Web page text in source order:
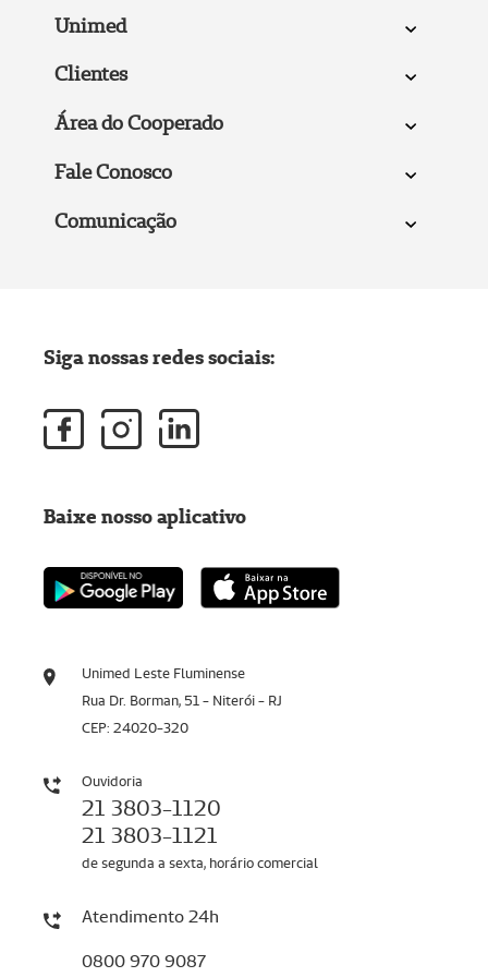
Unimed
Clientes
Área do Cooperado
Fale Conosco
Comunicação
Unimed Leste Fluminense
Rua Dr. Borman, 51 - Niterói - RJ
CEP: 24020-320
Ouvidoria
21 3803-1120
21 3803-1121
de segunda a sexta, horário comercial
Atendimento 24h
0800 970 9087
Siga nossas redes sociais:
Baixe nosso aplicativo